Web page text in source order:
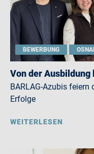
BEWERBUNG
Von der
BARLAG-Azubis
Erfolge
WEITERLESEN